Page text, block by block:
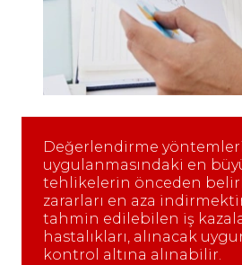
Değerlendirme
uygulanmasındaki en
tehlikelerin önceden
zararları en aza
tahmin edilebilen iş
hastalıkları, alınacak
kontrol altına alınabilir.